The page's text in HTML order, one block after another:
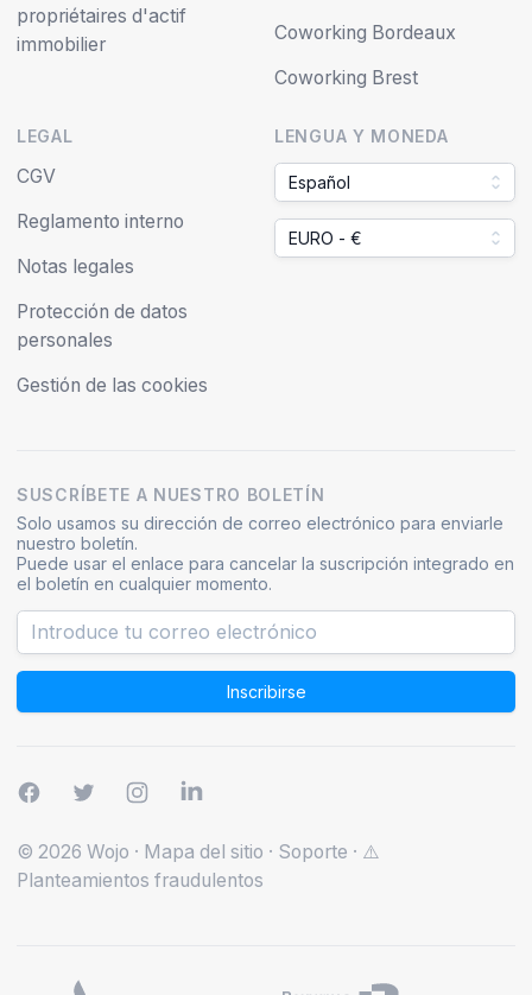
propriétaires d'actif
immobilier
Coworking Bordeaux
Coworking Brest
LEGAL
CGV
Reglamento interno
Notas legales
Protección de datos
personales
Gestión de las cookies
LENGUA Y MONEDA
Español
EURO - €
SUSCRÍBETE A NUESTRO BOLETÍN
Solo usamos su dirección de correo electrónico para enviarle
nuestro boletín.
Puede usar el enlace para cancelar la suscripción integrado en
el boletín en cualquier momento.
Inscribirse
© 2026 Wojo · Mapa del sitio · Soporte · ⚠️
Planteamientos fraudulentos